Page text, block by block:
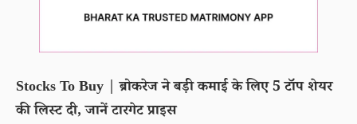
Stocks To Buy | ब्रोकरेज ने बड़ी कमाई के लिए 5 टॉप शेयर
की लिस्ट दी, जानें टारगेट प्राइस